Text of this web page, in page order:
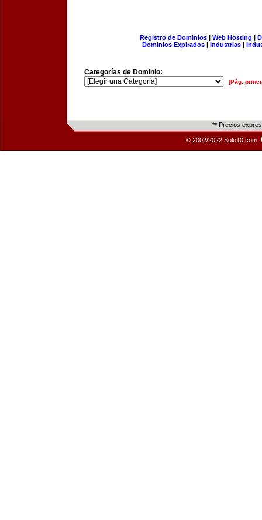
Registro de Dominios| Web Hosting |
Dominios Expirados | Industrias |
Categorías de Dominio:
[Pág.
** Precios
© 2002/2022 Solo10.com